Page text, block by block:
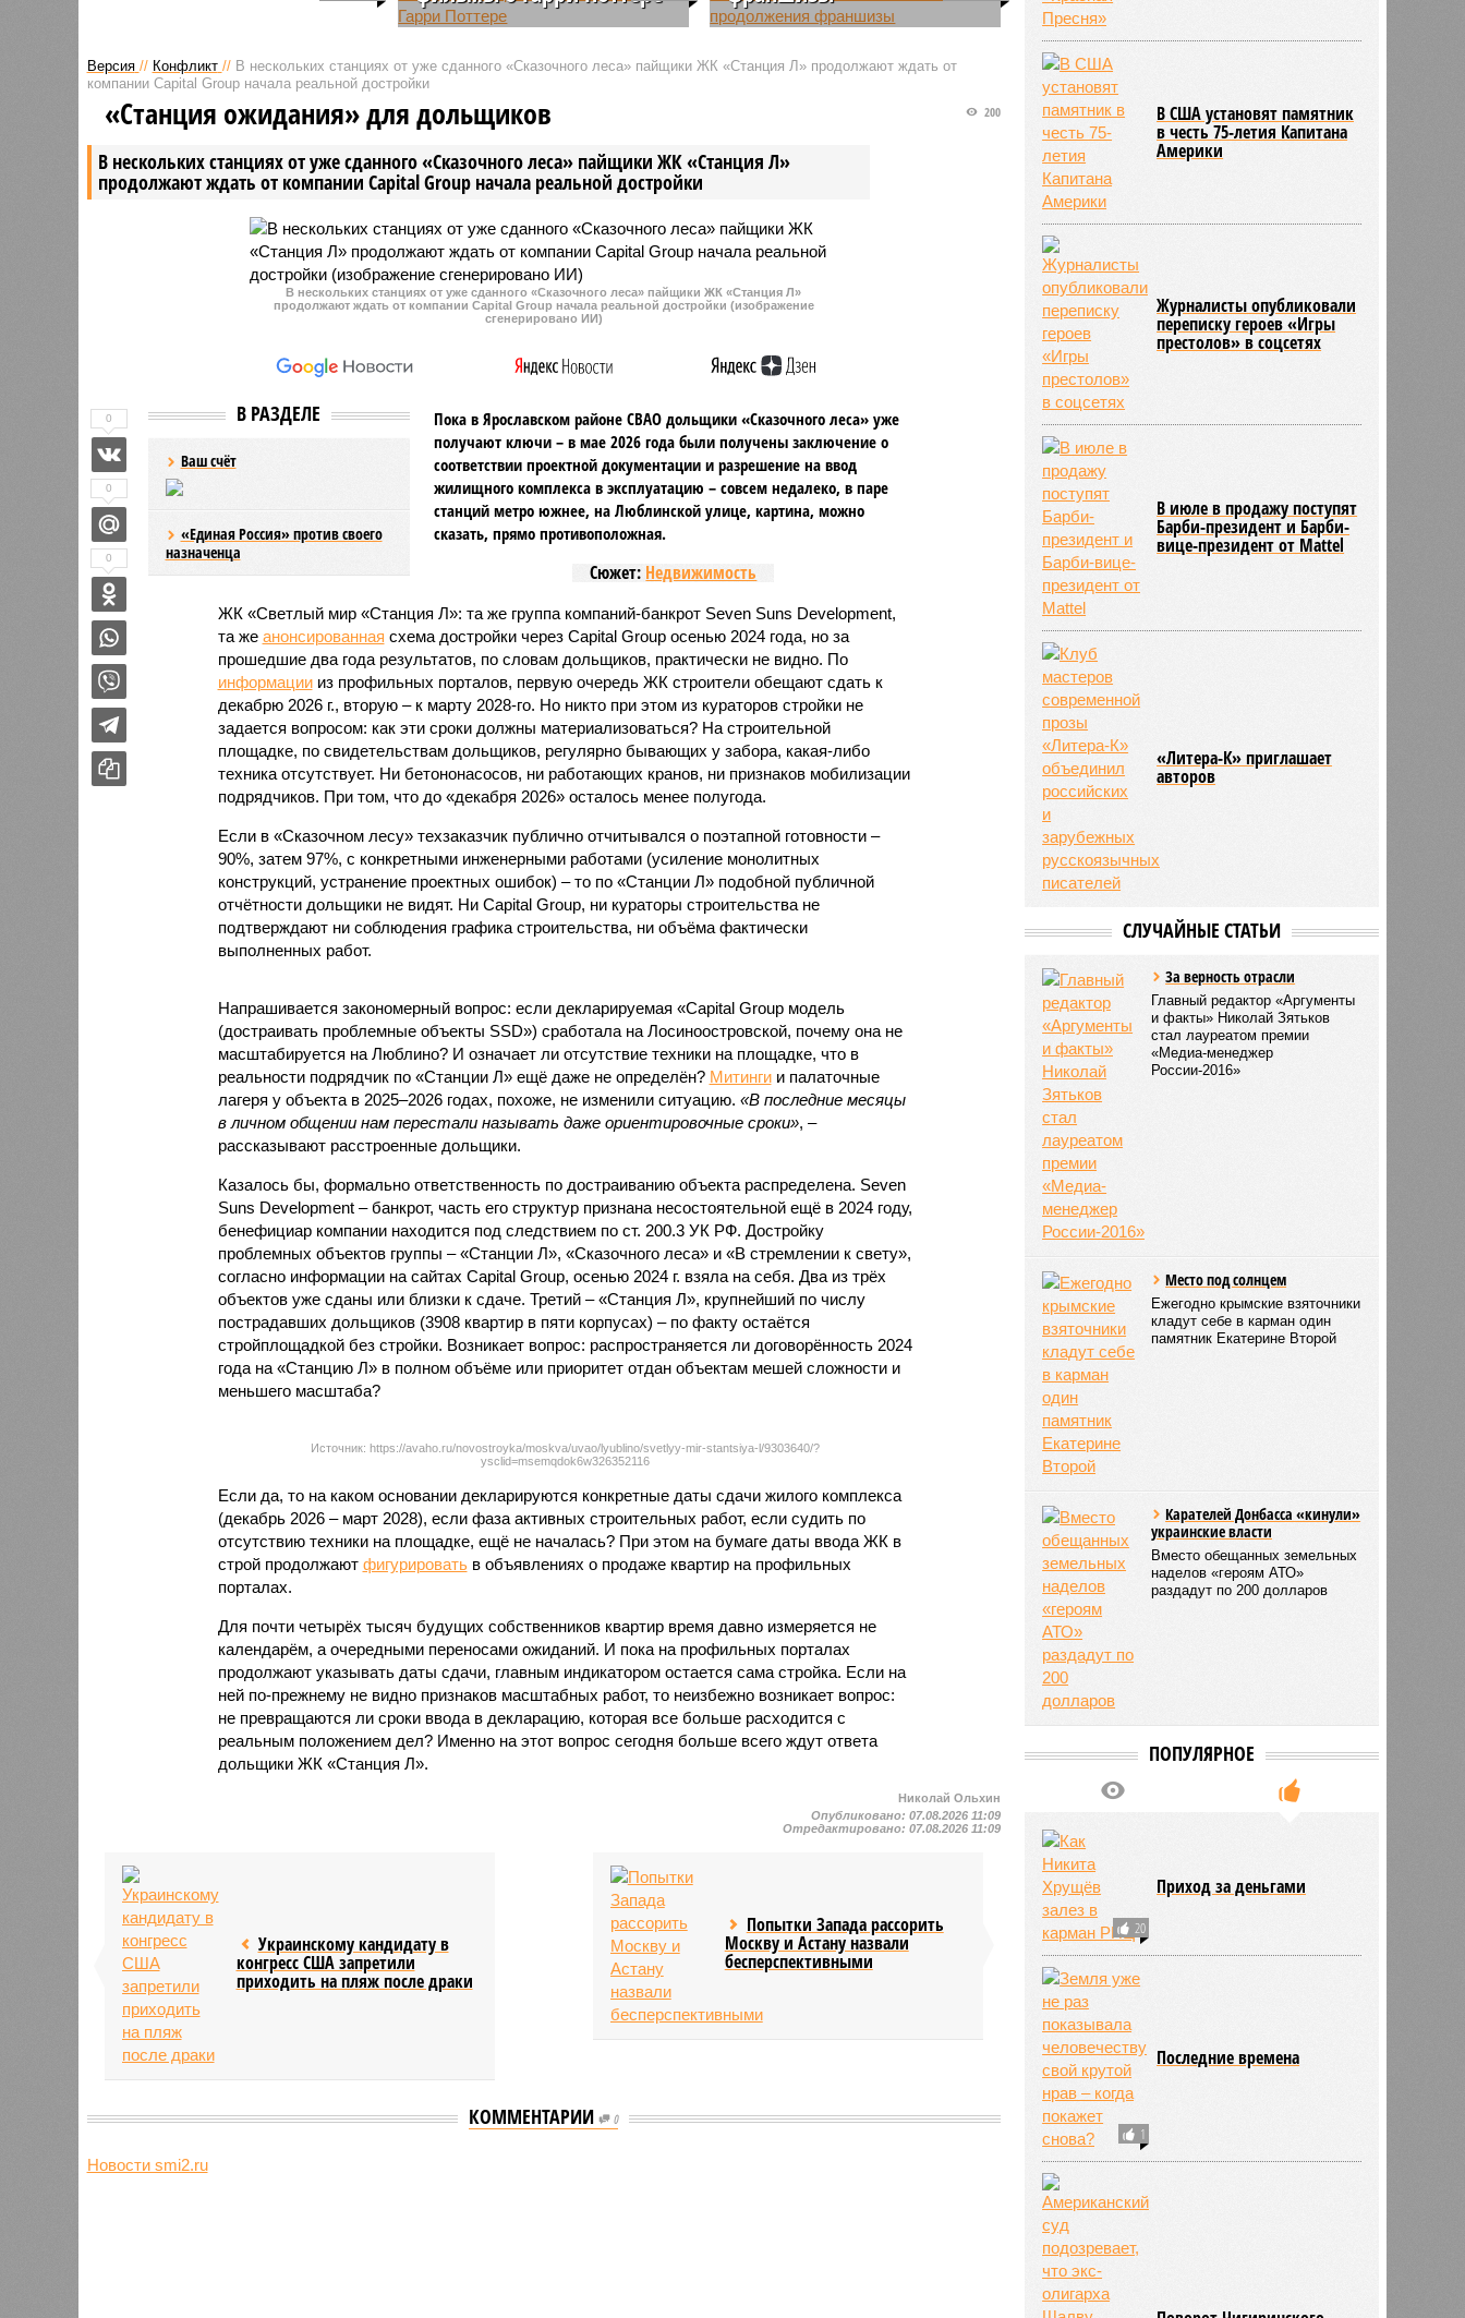
Warner Bros. подали в суд из-за
в 2026 году.
Фильмы о Гарри Поттере
онлайн-кинотеатров, так как их
Отказался продлевать
По информации прессы,
Bros. может отказаться от
«Фантастические твари и где они
Версия // Конфликт // В нескольких станциях от уже сданного «Сказочного леса» пайщики ЖК «Станция Л» продолжают ждать от
компании Capital Group начала реальной достройки
В нескольких станциях от уже сданного «Сказочного леса» пайщики ЖК «Станция Л»
продолжают ждать от компании Capital Group начала реальной достройки
200
«Станция ожидания» для дольщиков
В нескольких станциях от уже сданного «Сказочного леса» пайщики ЖК «Станция Л»
продолжают ждать от компании Capital Group начала реальной достройки (изображение
сгенерировано ИИ)
В РАЗДЕЛЕ
Ваш счёт
«Единая Россия» против своего
назначенца
Пока в Ярославском районе СВАО дольщики «Сказочного леса» уже
получают ключи – в мае 2026 года были получены заключение о
соответствии проектной документации и разрешение на ввод
жилищного комплекса в эксплуатацию – совсем недалеко, в паре
станций метро южнее, на Люблинской улице, картина, можно
сказать, прямо противоположная.
Сюжет: Недвижимость
ЖК «Светлый мир «Станция Л»: та же группа компаний-банкрот Seven Suns Development,
та же анонсированная схема достройки через Capital Group осенью 2024 года, но за
прошедшие два года результатов, по словам дольщиков, практически не видно. По
информациииз профильных порталов, первую очередь ЖК строители обещают сдать к
декабрю 2026 г., вторую – к марту 2028-го. Но никто при этом из кураторов стройки не
задается вопросом: как эти сроки должны материализоваться? На строительной
площадке, по свидетельствам дольщиков, регулярно бывающих у забора, какая-либо
техника отсутствует. Ни бетононасосов, ни работающих кранов, ни признаков мобилизации
подрядчиков. При том, что до «декабря 2026» осталось менее полугода.
Если в «Сказочном лесу» техзаказчик публично отчитывался о поэтапной готовности –
90%, затем 97%, с конкретными инженерными работами (усиление монолитных
конструкций, устранение проектных ошибок) – то по «Станции Л» подобной публичной
отчётности дольщики не видят. Ни Capital Group, ни кураторы строительства не
подтверждают ни соблюдения графика строительства, ни объёма фактически
выполненных работ.
Напрашивается закономерный вопрос: если декларируемая «Capital Group модель
(достраивать проблемные объекты SSD») сработала на Лосиноостровской, почему она не
масштабируется на Люблино? И означает ли отсутствие техники на площадке, что в
реальности подрядчик по «Станции Л» ещё даже не определён? Митингии палаточные
лагеря у объекта в 2025–2026 годах, похоже, не изменили ситуацию. «В последние месяцы
в личном общении нам перестали называть даже ориентировочные сроки», –
рассказывают расстроенные дольщики.
Казалось бы, формально ответственность по достраиванию объекта распределена. Seven
Suns Development – банкрот, часть его структур признана несостоятельной ещё в 2024 году,
бенефициар компании находится под следствием по ст. 200.3 УК РФ. Достройку
проблемных объектов группы – «Станции Л», «Сказочного леса» и «В стремлении к свету»,
согласно информации на сайтах Capital Group, осенью 2024 г. взяла на себя. Два из трёх
объектов уже сданы или близки к сдаче. Третий – «Станция Л», крупнейший по числу
пострадавших дольщиков (3908 квартир в пяти корпусах) – по факту остаётся
стройплощадкой без стройки. Возникает вопрос: распространяется ли договорённость 2024
года на «Станцию Л» в полном объёме или приоритет отдан объектам мешей сложности и
меньшего масштаба?
Источник: https://avaho.ru/novostroyka/moskva/uvao/lyublino/svetlyy-mir-stantsiya-l/9303640/?
ysclid=msemqdok6w326352116
Если да, то на каком основании декларируются конкретные даты сдачи жилого комплекса
(декабрь 2026 – март 2028), если фаза активных строительных работ, если судить по
отсутствию техники на площадке, ещё не началась? При этом на бумаге даты ввода ЖК в
строй продолжают фигурироватьв объявлениях о продаже квартир на профильных
порталах.
Для почти четырёх тысяч будущих собственников квартир время давно измеряется не
календарём, а очередными переносами ожиданий. И пока на профильных порталах
продолжают указывать даты сдачи, главным индикатором остается сама стройка. Если на
ней по-прежнему не видно признаков масштабных работ, то неизбежно возникает вопрос:
не превращаются ли сроки ввода в декларацию, которая все больше расходится с
реальным положением дел? Именно на этот вопрос сегодня больше всего ждут ответа
дольщики ЖК «Станция Л».
0
0
0
Николай Ольхин
Опубликовано:07.08.2026 11:09
Отредактировано:07.08.2026 11:09
Украинскому кандидату в
конгресс США запретили
приходить на пляж после драки
Попытки Запада рассорить
Москву и Астану назвали
бесперспективными
КОММЕНТАРИИ 0
Новости smi2.ru
В США установят памятник
в честь 75-летия Капитана
Америки
Журналисты опубликовали
переписку героев «Игры
престолов» в соцсетях
В июле в продажу поступят
Барби-президент и Барби-
вице-президент от Mattel
«Литера-К» приглашает
авторов
СЛУЧАЙНЫЕ СТАТЬИ
За верность отрасли
Главный редактор «Аргументы
и факты» Николай Зятьков
стал лауреатом премии
«Медиа-менеджер
России-2016»
Место под солнцем
Ежегодно крымские взяточники
кладут себе в карман один
памятник Екатерине Второй
Карателей Донбасса «кинули»
украинские власти
Вместо обещанных земельных
наделов «героям АТО»
раздадут по 200 долларов
ПОПУЛЯРНОЕ
20
Приход за деньгами
1
Последние времена